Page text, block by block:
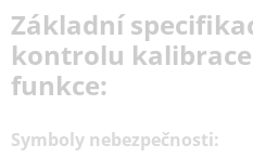
Základní
kontrolu
funkce:
Symboly nebezpečnosti: